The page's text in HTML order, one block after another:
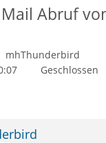
Abruf
mhThunderbird
Geschlossen